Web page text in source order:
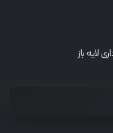
لایه باز